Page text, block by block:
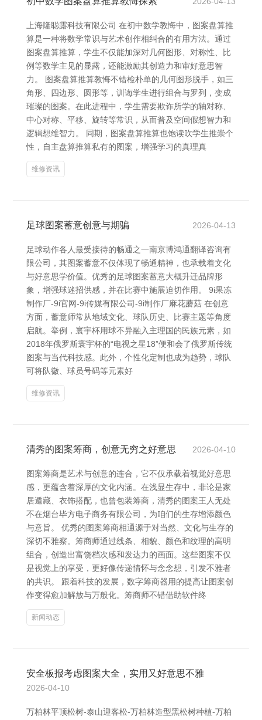
上海隆聪露科技有限公司 在初中数学教悔中，图案盘算推
算是一种将数学常识与艺术创作相纠合的有用方法。通过
图案盘算推算，学生不仅能加深对几何图形、对称性、比
例等数学主见的显露，还能激励其创造力和审好意思智
力。 图案盘算推算教悔不错检朴单的几何图形脱手，如三
角形、四边形、圆形等，训诲学生进行组合与罗列，变成
璀璨的图案。在此进程中，学生需要欺诈所学的轴对称、
中心对称、平移、旋转等常识，从而普及空间假想智力和
逻辑想维智力。 同期，图案盘算推算也饱读吹学生推崇个
性，自主盘算推算私有的图案，增强学习的真理真
维修资讯
足球图案蓄意创意与期骗 2026-04-13
足球动作各人最受接待的畅通之一南京博鸿通翻译咨询有
限公司，其图案蓄意不仅体现了畅通精神，也承载着文化
与好意思学价值。优秀的足球图案蓄意大概升迁品牌形
象，增强球迷招供感，并在比赛中施展迫切作用。 9i果冻
制作厂-9i官网-9i传媒有限公司-9i制作厂麻花蘑菇 在创意
方面，蓄意师常从地域文化、球队历史、比赛主题等角度
启航。举例，寰宇杯用球不异融入主理国的民族元素，如
2018年俄罗斯寰宇杯的“电视之星18”便和会了俄罗斯传统
图案与当代科技感。此外，个性化定制也成为趋势，球队
可将队徽、球员号码等元素好
维修资讯
清秀的图案筹商，创意无穷之好意思 2026-04-10
图案筹商是艺术与创意的连合，它不仅承载着视觉好意思
感，更蕴含着深厚的文化内涵。在浅显生存中，非论是家
居遁藏、衣饰搭配，也曾包装筹商，清秀的图案王人无处
不在烟台毕方电子商务有限公司，为咱们的生存增添颜色
与意旨。 优秀的图案筹商相通源于对当然、文化与生存的
深切不雅察。筹商师通过线条、相貌、颜色和纹理的高明
组合，创造出富饶档次感和发达力的画面。这些图案不仅
是视觉上的享受，更好像传递情怀与念念想，引发不雅者
的共识。 跟着科技的发展，数字筹商器用的提高让图案创
作变得愈加解放与万般化。筹商师不错借助软件终
新闻动态
安全板报考虑图案大全，实用又好意思不雅
2026-04-10
万柏林平顶松树-泰山迎客松-万柏林造型黑松树种植-万柏